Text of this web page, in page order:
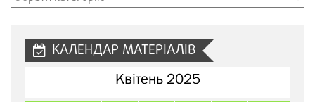
КАЛЕНДАР МАТЕРІАЛІВ
Квітень 2025